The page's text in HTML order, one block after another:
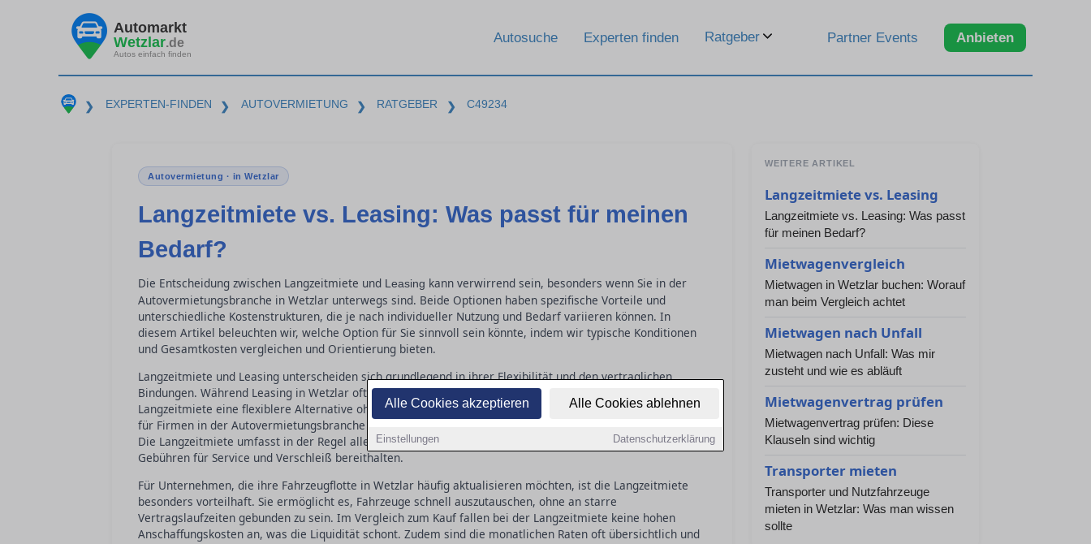
Alle Cookies akzeptieren Alle Cookies ablehnen
Einstellungen Datenschutzerklärung
Automarkt
Wetzlar.de
Autos einfach finden
Autosuche Experten finden Ratgeber Partner Events Anbieten
❯ EXPERTEN-FINDEN ❯ AUTOVERMIETUNG ❯ RATGEBER ❯ C49234
Autovermietung · in Wetzlar
Langzeitmiete vs. Leasing: Was passt für meinen
Bedarf?
Die Entscheidung zwischen Langzeitmiete und Leasing kann verwirrend sein, besonders wenn Sie in der
Autovermietungsbranche in Wetzlar unterwegs sind. Beide Optionen haben spezifische Vorteile und
unterschiedliche Kostenstrukturen, die je nach individueller Nutzung und Bedarf variieren können. In
diesem Artikel beleuchten wir, welche Option für Sie sinnvoll sein könnte, indem wir typische Konditionen
und Gesamtkosten vergleichen und Orientierung bieten.
Langzeitmiete und Leasing unterscheiden sich grundlegend in ihrer Flexibilität und den vertraglichen
Bindungen. Während Leasing in Wetzlar oft eine längere Vertragslaufzeit erfordert, bietet die
Langzeitmiete eine flexiblere Alternative ohne langfristige Verpflichtungen. Dies kann besonders attraktiv
für Firmen in der Autovermietungsbranche sein, die schnell auf Marktveränderungen reagieren müssen.
Die Langzeitmiete umfasst in der Regel alle Wartungskosten, während Leasingverträge oft zusätzliche
Gebühren für Service und Verschleiß bereithalten.
Für Unternehmen, die ihre Fahrzeugflotte in Wetzlar häufig aktualisieren möchten, ist die Langzeitmiete
besonders vorteilhaft. Sie ermöglicht es, Fahrzeuge schnell auszutauschen, ohne an starre
Vertragslaufzeiten gebunden zu sein. Im Vergleich zum Kauf fallen bei der Langzeitmiete keine hohen
Anschaffungskosten an, was die Liquidität schont. Zudem sind die monatlichen Raten oft übersichtlich und
WEITERE ARTIKEL
Langzeitmiete vs. Leasing
Langzeitmiete vs. Leasing: Was passt
für meinen Bedarf?
Mietwagenvergleich
Mietwagen in Wetzlar buchen: Worauf
man beim Vergleich achtet
Mietwagen nach Unfall
Mietwagen nach Unfall: Was mir
zusteht und wie es abläuft
Mietwagenvertrag prüfen
Mietwagenvertrag prüfen: Diese
Klauseln sind wichtig
Transporter mieten
Transporter und Nutzfahrzeuge
mieten in Wetzlar: Was man wissen
sollte